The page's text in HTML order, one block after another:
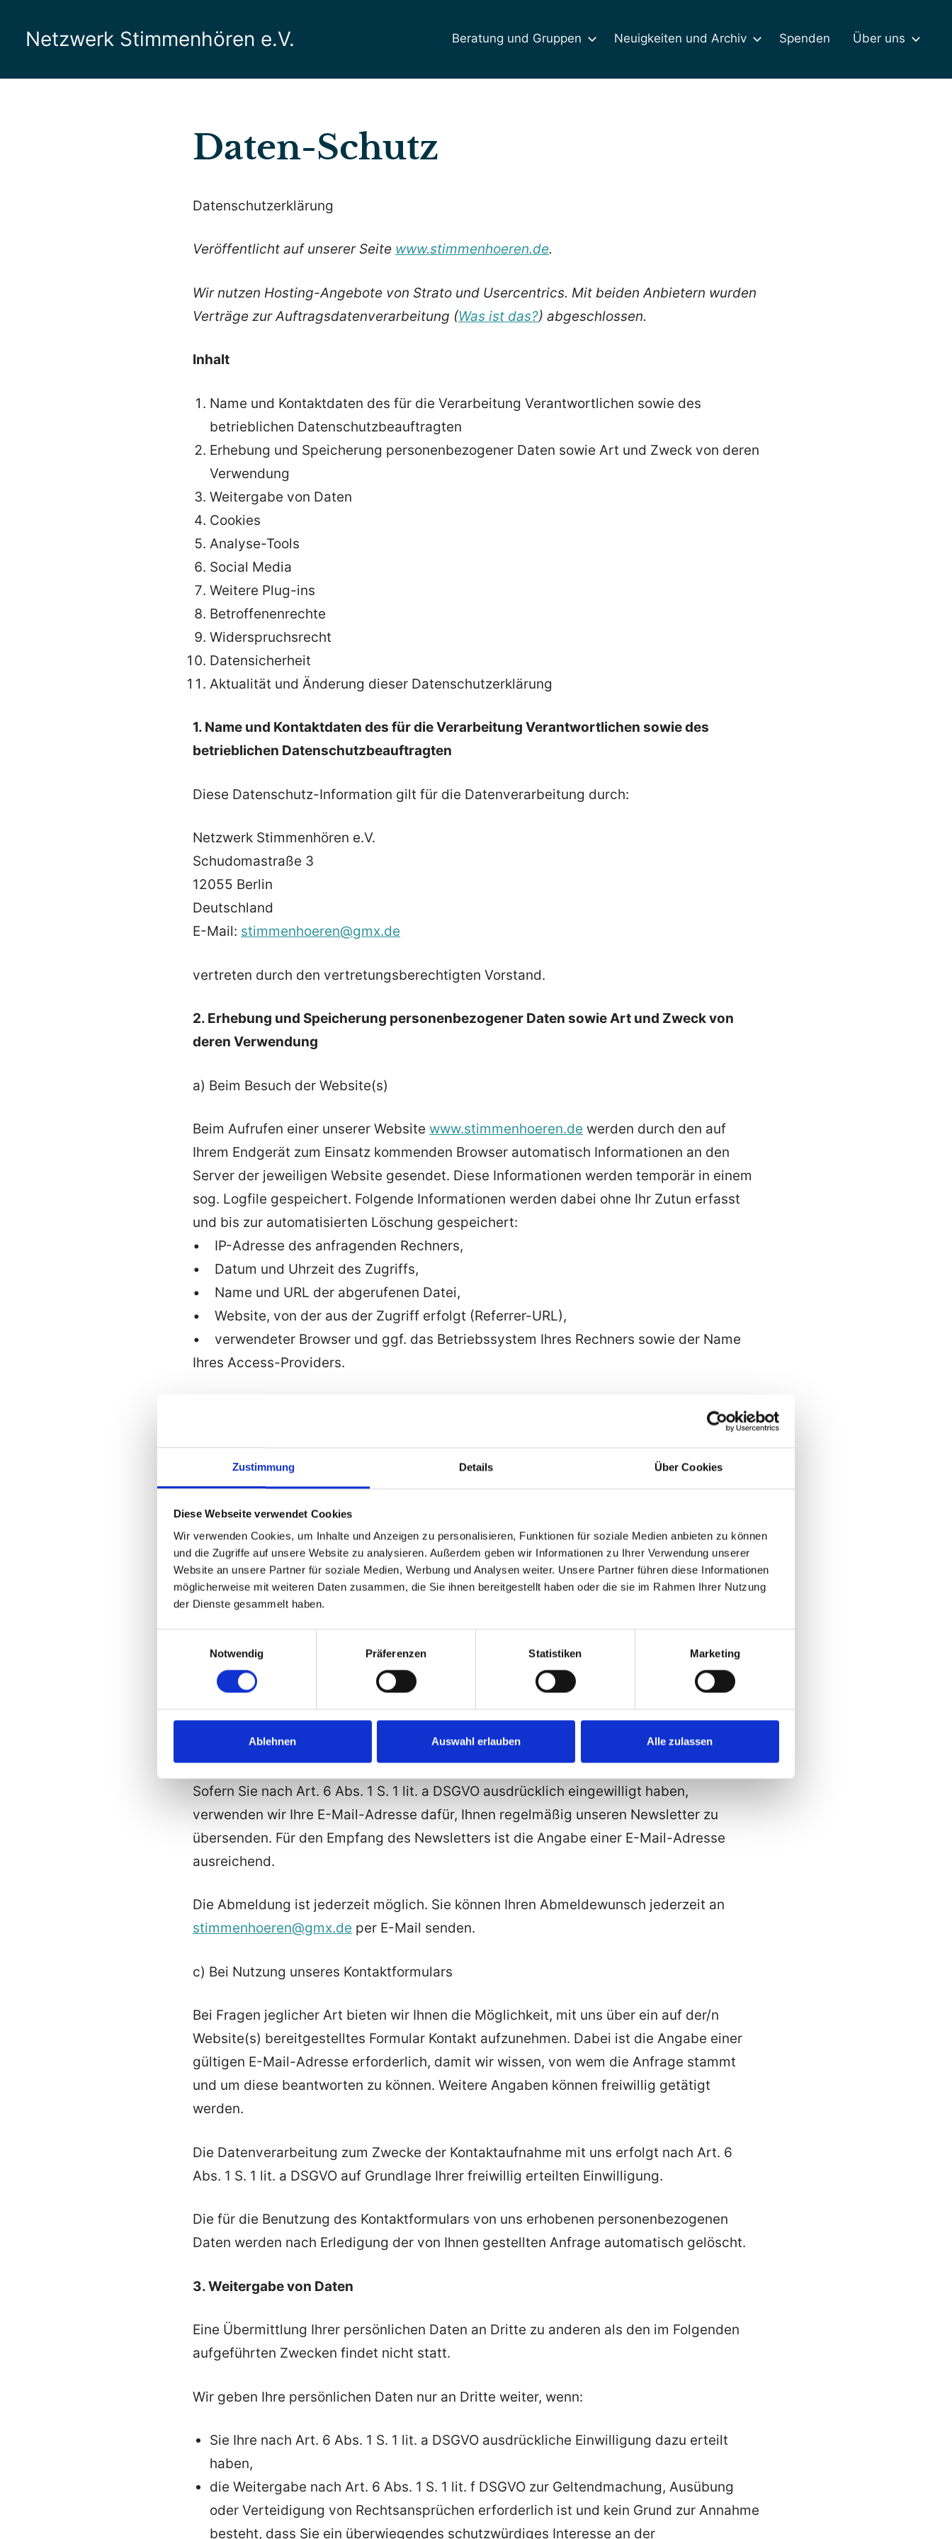
Zustimmung Details Über Cookies
Diese Webseite verwendet Cookies
Wir verwenden Cookies, um Inhalte und Anzeigen zu personalisieren, Funktionen für soziale Medien anbieten zu können
und die Zugriffe auf unsere Website zu analysieren. Außerdem geben wir Informationen zu Ihrer Verwendung unserer
Website an unsere Partner für soziale Medien, Werbung und Analysen weiter. Unsere Partner führen diese Informationen
möglicherweise mit weiteren Daten zusammen, die Sie ihnen bereitgestellt haben oder die sie im Rahmen Ihrer Nutzung
der Dienste gesammelt haben.
Notwendig
Präferenzen Statistiken Marketing
Ablehnen Auswahl erlauben Alle zulassen
Inhalt
springenNetzwerk Stimmenhören e.V. Beratung und Gruppen Neuigkeiten und Archiv Spenden Über uns
Daten-Schutz
Datenschutzerklärung
Veröffentlicht auf unserer Seite www.stimmenhoeren.de.
Wir nutzen Hosting-Angebote von Strato und Usercentrics. Mit beiden Anbietern wurden
Verträge zur Auftragsdatenverarbeitung (Was ist das?) abgeschlossen.
Inhalt
Name und Kontaktdaten des für die Verarbeitung Verantwortlichen sowie des
betrieblichen Datenschutzbeauftragten
Erhebung und Speicherung personenbezogener Daten sowie Art und Zweck von deren
Verwendung
Weitergabe von Daten
Cookies
Analyse-Tools
Social Media
Weitere Plug-ins
Betroffenenrechte
Widerspruchsrecht
Datensicherheit
Aktualität und Änderung dieser Datenschutzerklärung
1. Name und Kontaktdaten des für die Verarbeitung Verantwortlichen sowie des
betrieblichen Datenschutzbeauftragten
Diese Datenschutz-Information gilt für die Datenverarbeitung durch:
Netzwerk Stimmenhören e.V.
Schudomastraße 3
12055 Berlin
Deutschland
E-Mail: stimmenhoeren@gmx.de
vertreten durch den vertretungsberechtigten Vorstand.
2. Erhebung und Speicherung personenbezogener Daten sowie Art und Zweck von
deren Verwendung
a) Beim Besuch der Website(s)
Beim Aufrufen einer unserer Website www.stimmenhoeren.de werden durch den auf
Ihrem Endgerät zum Einsatz kommenden Browser automatisch Informationen an den
Server der jeweiligen Website gesendet. Diese Informationen werden temporär in einem
sog. Logfile gespeichert. Folgende Informationen werden dabei ohne Ihr Zutun erfasst
und bis zur automatisierten Löschung gespeichert:
• IP-Adresse des anfragenden Rechners,
• Datum und Uhrzeit des Zugriffs,
• Name und URL der abgerufenen Datei,
• Website, von der aus der Zugriff erfolgt (Referrer-URL),
• verwendeter Browser und ggf. das Betriebssystem Ihres Rechners sowie der Name
Ihres Access-Providers.
• Gewährleistung einer komfortablen Nutzung unserer Website,
• Auswertung der Systemsicherheit und -stabilität sowie
Die Rechtsgrundlage für die Datenverarbeitung ist Art. 6 Abs. 1 S. 1 lit. f DSGVO. Unser
berechtigtes Interesse folgt aus oben aufgelisteten Zwecken zur Datenerhebung. In
keinem Fall verwenden wir die erhobenen Daten zu dem Zweck, Rückschlüsse auf Ihre
Person zu ziehen.
Darüber hinaus setzen wir beim Besuch unserer Website(s) Cookies sowie
Analysedienste ein. Nähere Erläuterungen dazu erhalten Sie unter den Ziff. 4 und 5
b) Bei Anmeldung für unseren Newsletter
Sofern Sie nach Art. 6 Abs. 1 S. 1 lit. a DSGVO ausdrücklich eingewilligt haben,
verwenden wir Ihre E-Mail-Adresse dafür, Ihnen regelmäßig unseren Newsletter zu
übersenden. Für den Empfang des Newsletters ist die Angabe einer E-Mail-Adresse
ausreichend.
Die Abmeldung ist jederzeit möglich. Sie können Ihren Abmeldewunsch jederzeit an
stimmenhoeren@gmx.de per E-Mail senden.
c) Bei Nutzung unseres Kontaktformulars
Bei Fragen jeglicher Art bieten wir Ihnen die Möglichkeit, mit uns über ein auf der/n
Website(s) bereitgestelltes Formular Kontakt aufzunehmen. Dabei ist die Angabe einer
gültigen E-Mail-Adresse erforderlich, damit wir wissen, von wem die Anfrage stammt
und um diese beantworten zu können. Weitere Angaben können freiwillig getätigt
werden.
Die Datenverarbeitung zum Zwecke der Kontaktaufnahme mit uns erfolgt nach Art. 6
Abs. 1 S. 1 lit. a DSGVO auf Grundlage Ihrer freiwillig erteilten Einwilligung.
Die für die Benutzung des Kontaktformulars von uns erhobenen personenbezogenen
Daten werden nach Erledigung der von Ihnen gestellten Anfrage automatisch gelöscht.
3. Weitergabe von Daten
Eine Übermittlung Ihrer persönlichen Daten an Dritte zu anderen als den im Folgenden
aufgeführten Zwecken findet nicht statt.
Wir geben Ihre persönlichen Daten nur an Dritte weiter, wenn:
Sie Ihre nach Art. 6 Abs. 1 S. 1 lit. a DSGVO ausdrückliche Einwilligung dazu erteilt
haben,
die Weitergabe nach Art. 6 Abs. 1 S. 1 lit. f DSGVO zur Geltendmachung, Ausübung
oder Verteidigung von Rechtsansprüchen erforderlich ist und kein Grund zur Annahme
besteht, dass Sie ein überwiegendes schutzwürdiges Interesse an der